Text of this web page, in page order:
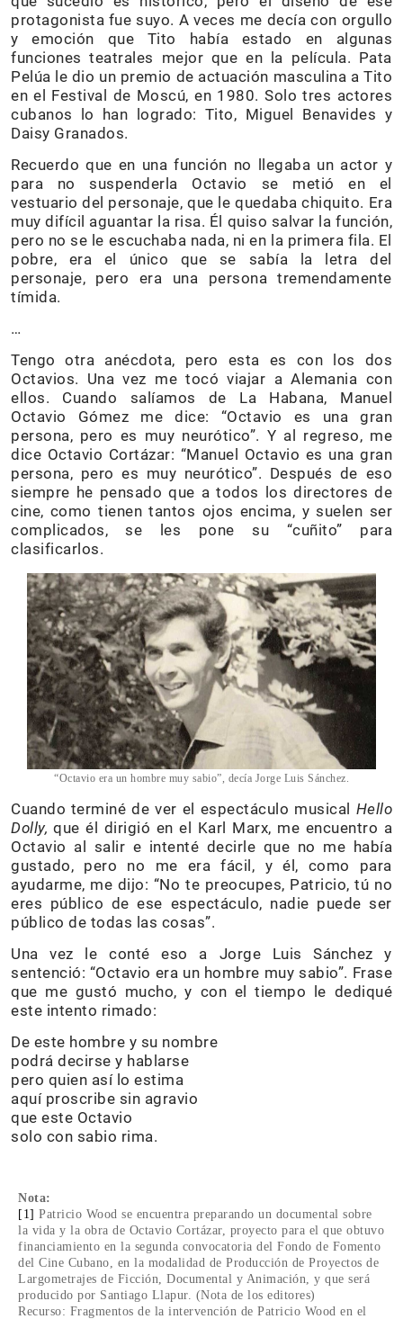
protagonista fue suyo. A veces me decía con orgullo
y emoción que Tito había estado en algunas
funciones teatrales mejor que en la película. Pata
Pelúa le dio un premio de actuación masculina a Tito
en el Festival de Moscú, en 1980. Solo tres actores
cubanos lo han logrado: Tito, Miguel Benavides y
Daisy Granados.
Recuerdo que en una función no llegaba un actor y
para no suspenderla Octavio se metió en el
vestuario del personaje, que le quedaba chiquito. Era
muy difícil aguantar la risa. Él quiso salvar la función,
pero no se le escuchaba nada, ni en la primera fila. El
pobre, era el único que se sabía la letra del
personaje, pero era una persona tremendamente
tímida.
…
Tengo otra anécdota, pero esta es con los dos
Octavios. Una vez me tocó viajar a Alemania con
ellos. Cuando salíamos de La Habana, Manuel
Octavio Gómez me dice: “Octavio es una gran
persona, pero es muy neurótico”. Y al regreso, me
dice Octavio Cortázar: “Manuel Octavio es una gran
persona, pero es muy neurótico”. Después de eso
siempre he pensado que a todos los directores de
cine, como tienen tantos ojos encima, y suelen ser
complicados, se les pone su “cuñito” para
clasificarlos.
“Octavio era un hombre muy sabio”, decía Jorge Luis Sánchez.
Cuando terminé de ver el espectáculo musical Hello
Dolly, que él dirigió en el Karl Marx, me encuentro a
Octavio al salir e intenté decirle que no me había
gustado, pero no me era fácil, y él, como para
ayudarme, me dijo: “No te preocupes, Patricio, tú no
eres público de ese espectáculo, nadie puede ser
público de todas las cosas”.
Una vez le conté eso a Jorge Luis Sánchez y
sentenció: “Octavio era un hombre muy sabio”. Frase
que me gustó mucho, y con el tiempo le dediqué
este intento rimado:
De este hombre y su nombre
podrá decirse y hablarse
pero quien así lo estima
aquí proscribe sin agravio
que este Octavio
solo con sabio rima.
Nota:
[1] Patricio Wood se encuentra preparando un documental sobre
la vida y la obra de Octavio Cortázar, proyecto para el que obtuvo
financiamiento en la segunda convocatoria del Fondo de Fomento
del Cine Cubano, en la modalidad de Producción de Proyectos de
Largometrajes de Ficción, Documental y Animación, y que será
producido por Santiago Llapur. (Nota de los editores)
Recurso: Fragmentos de la intervención de Patricio Wood en el